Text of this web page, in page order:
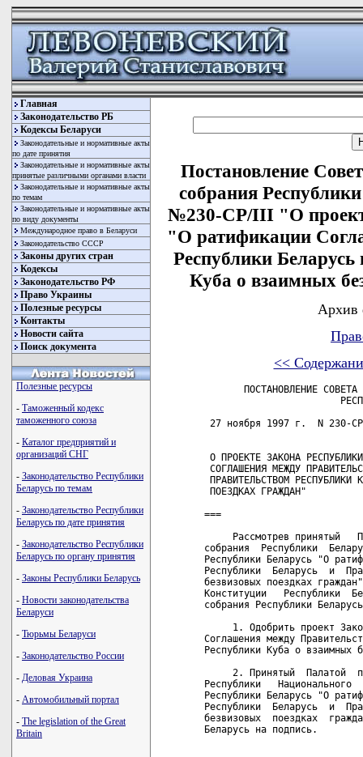
Главная
Законодательство РБ
Кодексы Беларуси
Законодательные и нормативные акты
по дате принятия
Законодательные и нормативные акты
принятые различными органами власти
Законодательные и нормативные акты
по темам
Законодательные и нормативные акты
по виду документы
Международное право в Беларуси
Законодательство СССР
Законы других стран
Кодексы
Законодательство РФ
Право Украины
Полезные ресурсы
Контакты
Новости сайта
Поиск документа
Полезные ресурсы
- Таможенный кодекс
таможенного союза
- Каталог предприятий и
организаций СНГ
- Законодательство Республики
Беларусь по темам
- Законодательство Республики
Беларусь по дате принятия
- Законодательство Республики
Беларусь по органу принятия
- Законы Республики Беларусь
- Новости законодательства
Беларуси
- Тюрьмы Беларуси
- Законодательство России
- Деловая Украина
- Автомобильный портал
- The legislation of the Great
Britain
Постановление
собрания
№230-СР/III "О
"О ратификации
Республики
Куба о взаимных
Архив
<<
ПОСТАНОВЛЕНИЕ СОВЕТА
27 ноября 1997 г.  N
О ПРОЕКТЕ ЗАКОНА
СОГЛАШЕНИЯ МЕЖДУ
ПРАВИТЕЛЬСТВОМ РЕСПУБЛИКИ
ПОЕЗДКАХ ГРАЖДАН"
===
Рассмотрев принятый
собрания  Республики
Республики Беларусь "О
Республики  Беларусь  и
безвизовых поездках
Конституции   Республики
собрания Республики
1. Одобрить проект
Соглашения между
Республики Куба о взаимных
2. Принятый  Палатой
Республики
Республики Беларусь "О
Республики  Беларусь  и
безвизовых  поездках
Беларусь на подпись.